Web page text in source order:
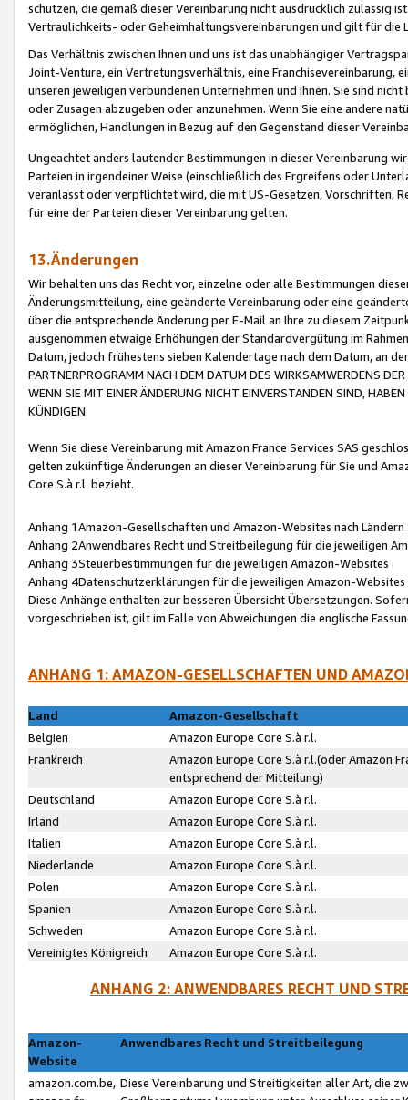
schützen, die gemäß dieser Vereinbarung nicht ausdrücklich zulässig
Vertraulichkeits- oder Geheimhaltungsvereinbarungen und gilt für die
Das Verhältnis zwischen Ihnen und uns ist das unabhängiger
Joint-Venture, ein Vertretungsverhältnis, eine Franchisevereinbarung,
unseren jeweiligen verbundenen Unternehmen und Ihnen. Sie sind
oder Zusagen abzugeben oder anzunehmen. Wenn Sie eine andere
ermöglichen, Handlungen in Bezug auf den Gegenstand dieser
Ungeachtet anders lautender Bestimmungen in dieser Vereinbarung
Parteien in irgendeiner Weise (einschließlich des Ergreifens oder
veranlasst oder verpflichtet wird, die mit US-Gesetzen, Vorschriften,
für eine der Parteien dieser Vereinbarung gelten.
13.Änderungen
Wir behalten uns das Recht vor, einzelne oder alle Bestimmungen
Änderungsmitteilung, eine geänderte Vereinbarung oder eine
über die entsprechende Änderung per E-Mail an Ihre zu diesem
ausgenommen etwaige Erhöhungen der Standardvergütung im
Datum, jedoch frühestens sieben Kalendertage nach dem Datum, an
PARTNERPROGRAMM NACH DEM DATUM DES WIRKSAMWERDENS
WENN SIE MIT EINER ÄNDERUNG NICHT EINVERSTANDEN SIND,
KÜNDIGEN.
Wenn Sie diese Vereinbarung mit Amazon France Services SAS
gelten zukünftige Änderungen an dieser Vereinbarung für Sie und
Core S.à r.l. bezieht.
Anhang 1Amazon-Gesellschaften und Amazon-Websites nach Ländern
Anhang 2Anwendbares Recht und Streitbeilegung für die jeweiligen
Anhang 3Steuerbestimmungen für die jeweiligen Amazon-Websites
Anhang 4Datenschutzerklärungen für die jeweiligen Amazon-Websites
Diese Anhänge enthalten zur besseren Übersicht Übersetzungen.
vorgeschrieben ist, gilt im Falle von Abweichungen die englische
ANHANG 1: AMAZON-GESELLSCHAFTEN UND
Land
Amazon-Gesellschaft
Belgien
Amazon Europe Core S.à r.l.
Frankreich
Amazon Europe Core S.à r.l.(oder Amazon
entsprechend der Mitteilung)
Deutschland
Amazon Europe Core S.à r.l.
Irland
Amazon Europe Core S.à r.l.
Italien
Amazon Europe Core S.à r.l.
Niederlande
Amazon Europe Core S.à r.l.
Polen
Amazon Europe Core S.à r.l.
Spanien
Amazon Europe Core S.à r.l.
Schweden
Amazon Europe Core S.à r.l.
Vereinigtes Königreich
Amazon Europe Core S.à r.l.
ANHANG 2: ANWENDBARES RECHT UND
Amazon-
Website
Anwendbares Recht und Streitbeilegung
amazon.com.be, Diese Vereinbarung und Streitigkeiten aller Art, die